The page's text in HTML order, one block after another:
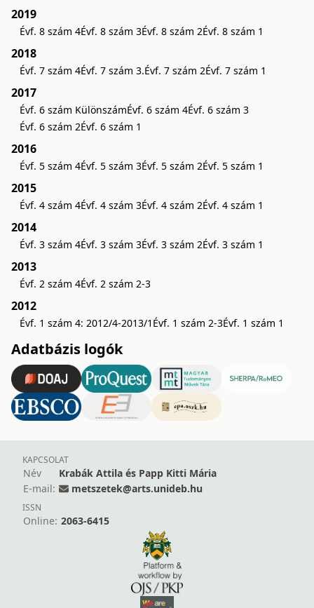
2019
Évf. 8 szám 4Évf. 8 szám 3Évf. 8 szám 2Évf. 8 szám 1
2018
Évf. 7 szám 4Évf. 7 szám 3.Évf. 7 szám 2Évf. 7 szám 1
2017
Évf. 6 szám KülönszámÉvf. 6 szám 4Évf. 6 szám 3
Évf. 6 szám 2Évf. 6 szám 1
2016
Évf. 5 szám 4Évf. 5 szám 3Évf. 5 szám 2Évf. 5 szám 1
2015
Évf. 4 szám 4Évf. 4 szám 3Évf. 4 szám 2Évf. 4 szám 1
2014
Évf. 3 szám 4Évf. 3 szám 3Évf. 3 szám 2Évf. 3 szám 1
2013
Évf. 2 szám 4Évf. 2 szám 2-3
2012
Évf. 1 szám 4: 2012/4-2013/1 Évf. 1 szám 2-3Évf. 1 szám 1
Adatbázis logók
KAPCSOLAT
Név
Krabák Attila és Papp Kitti Mária
E-mail:
metszetek@arts.unideb.hu
ISSN
Online: 2063-6415